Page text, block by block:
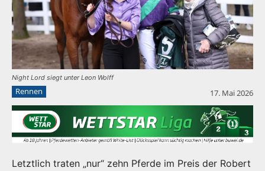
Night Lord siegt unter Leon Wolff
Rennen 17. Mai 2026
Letztlich traten „nur“ zehn Pferde im Preis der Robert